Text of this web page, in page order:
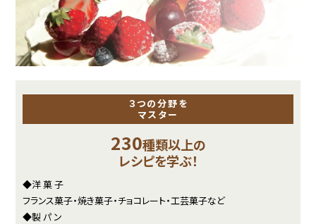
３つの分野を
マスター
230種類以上の
レシピを学ぶ！
◆洋 菓 子
フランス菓子・焼き菓子・チョコレート・工芸菓子など
◆製 パ ン